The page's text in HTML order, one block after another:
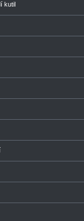
kutil